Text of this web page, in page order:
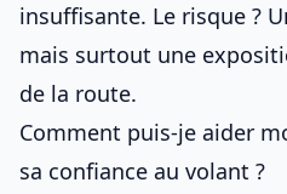
insuffisante. Le risque ?
mais surtout une
de la route.
Comment puis-je aider
sa confiance au volant ?